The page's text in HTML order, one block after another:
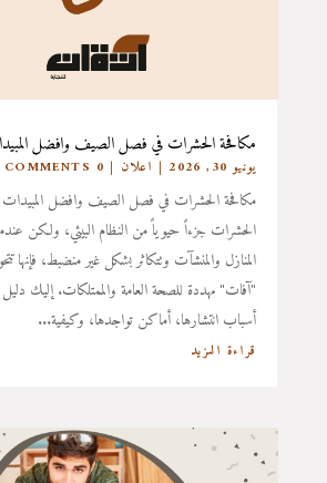
مكافحة الحشرات في فصل الصيف وافضل
يونيو 30, 2026 | اعلان | 0 COMMENTS
مكافحة الحشرات في فصل الصيف وافضل
الحشرات جزءاً حيوياً من النظام البيئي، ولكن
المنازل والمنشآت وتتكاثر بشكل غير منضبط، فإنها
"آفات" مهددة للصحة العامة والممتلكات. إليك
أسباب انتشارها، أماكن تواجدها، وكيفية...
قراءة المزيد